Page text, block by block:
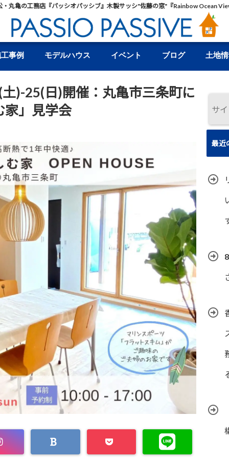
・丸亀の工務店『パッシオパッシブ』木製サッシ"佐藤の窓"『Rainbow Ocean
事例 モデルハウス イベント ブログ 土地
)-25(日)開催：丸亀市三条町に
家」見学会
最近